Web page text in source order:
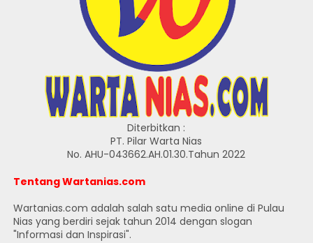
Diterbitkan :
PT. Pilar Warta Nias
No. AHU-043662.AH.01.30.Tahun 2022
Tentang Wartanias.com
Wartanias.com adalah salah satu media online di Pulau
Nias yang berdiri sejak tahun 2014 dengan slogan
"Informasi dan Inspirasi".